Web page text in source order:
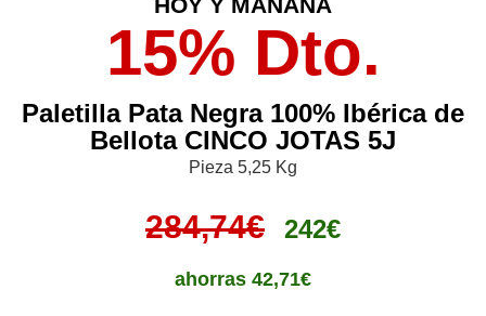
HOY Y MAÑANA
15% Dto.
Paletilla Pata Negra 100% Ibérica de
Bellota CINCO JOTAS 5J
Pieza 5,25 Kg
284,74€ 242€
ahorras 42,71€